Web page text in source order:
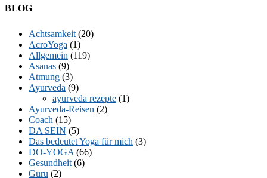
Facebook
Twitter
E-
LinkedIn
YouTube
Instagram
BLOG
Achtsamkeit (20)
AcroYoga (1)
Allgemein (119)
Asanas (9)
Atmung (3)
Ayurveda (9)
ayurveda rezepte (1)
Ayurveda-Reisen (2)
Coach (15)
DA SEIN (5)
Das bedeutet Yoga für mich (3)
DO-YOGA (66)
Gesundheit (6)
Guru (2)